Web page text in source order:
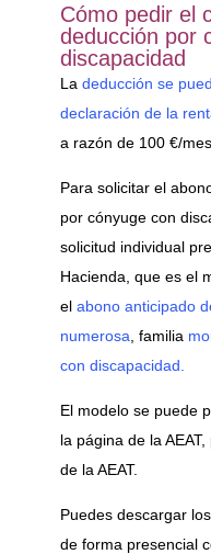
Cómo pedir el
deducción por
discapacidad
La deducción se
declaración de la
a razón de 100 €/mes.
Para solicitar el
por cónyuge con
solicitud individual
Hacienda, que es el
el abono anticipado
numerosa , familia
con discapacidad.
El modelo se puede
la página de la
de la AEAT.
Puedes descargar
de forma presencial